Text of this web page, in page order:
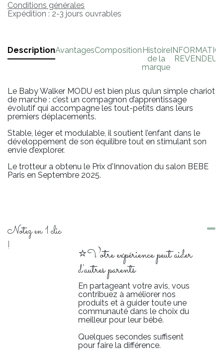
Conditions générales
Expédition : 2-3 jours ouvrables
DescriptionAvantagesComposition Histoire
de la
marque
Le Baby Walker MODU est bien plus qu’un simple chariot
de marche : c’est un compagnon d’apprentissage
évolutif qui accompagne les tout-petits dans leurs
premiers déplacements.
Stable, léger et modulable, il soutient l’enfant dans le
développement de son équilibre tout en stimulant son
envie d’explorer.
Le trotteur a obtenu le Prix d'Innovation du salon BEBE
Paris en Septembre 2025.
Notez en 1 clic
!
⭐Votre expérience peut aider
d'autres parents
En partageant votre avis, vous
contribuez à améliorer nos
produits et à guider toute une
communauté dans le choix du
meilleur pour leur bébé.
Quelques secondes suffisent
pour faire la différence.